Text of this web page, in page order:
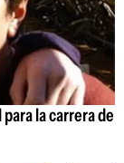
la carrera de